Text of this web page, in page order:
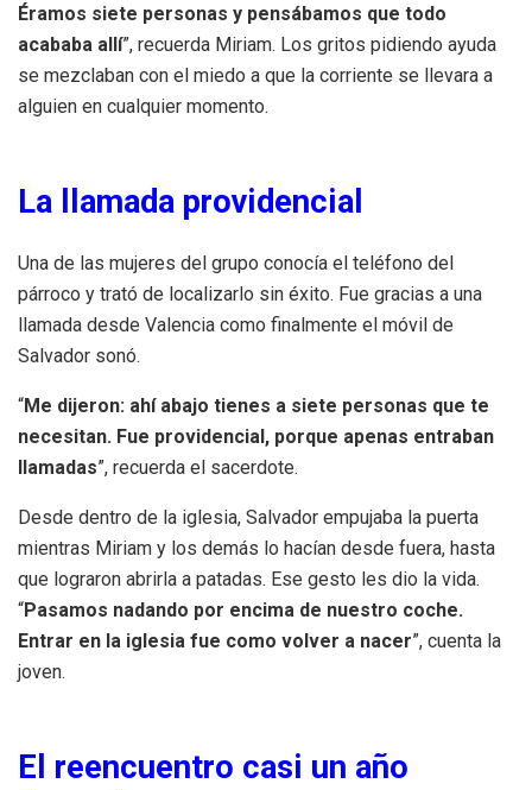
Éramos siete personas y pensábamos que todo
acababa allí”, recuerda Miriam. Los gritos pidiendo ayuda
se mezclaban con el miedo a que la corriente se llevara a
alguien en cualquier momento.
La llamada providencial
Una de las mujeres del grupo conocía el teléfono del
párroco y trató de localizarlo sin éxito. Fue gracias a una
llamada desde Valencia como finalmente el móvil de
Salvador sonó.
“Me dijeron: ahí abajo tienes a siete personas que te
necesitan. Fue providencial, porque apenas entraban
llamadas”, recuerda el sacerdote.
Desde dentro de la iglesia, Salvador empujaba la puerta
mientras Miriam y los demás lo hacían desde fuera, hasta
que lograron abrirla a patadas. Ese gesto les dio la vida.
“Pasamos nadando por encima de nuestro coche.
Entrar en la iglesia fue como volver a nacer”, cuenta la
joven.
El reencuentro casi un año